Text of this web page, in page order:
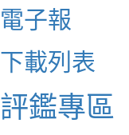
電子報
下載列表
評鑑專區